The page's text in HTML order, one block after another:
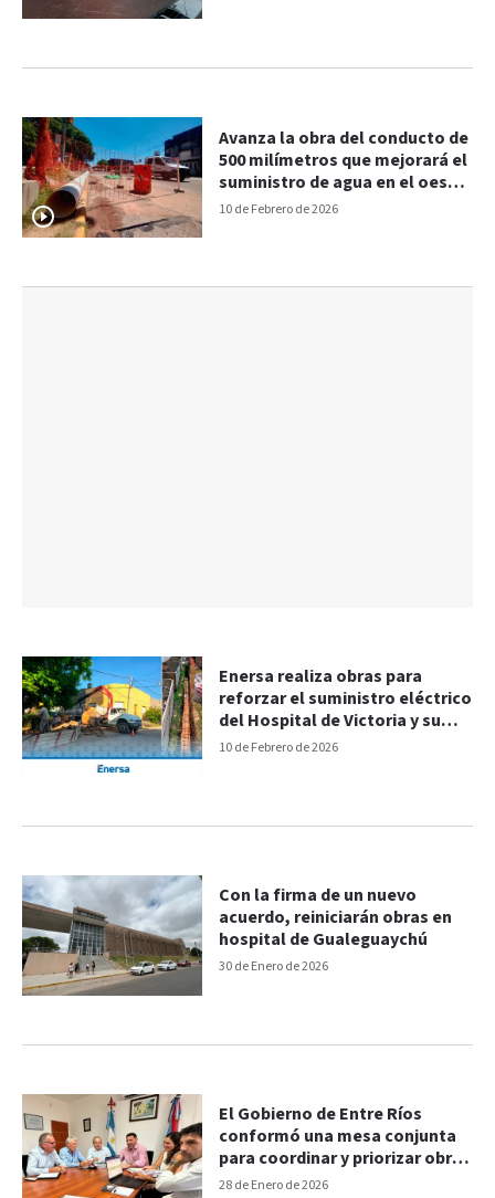
10 de Febrero de 2026
Avanza la obra del conducto de
500 milímetros que mejorará el
suministro de agua en el oeste
de la ciudad
10 de Febrero de 2026
Enersa realiza obras para
reforzar el suministro eléctrico
del Hospital de Victoria y su
zona de influencia
30 de Enero de 2026
Con la firma de un nuevo
acuerdo, reiniciarán obras en
hospital de Gualeguaychú
28 de Enero de 2026
El Gobierno de Entre Ríos
conformó una mesa conjunta
para coordinar y priorizar obras
en escuelas